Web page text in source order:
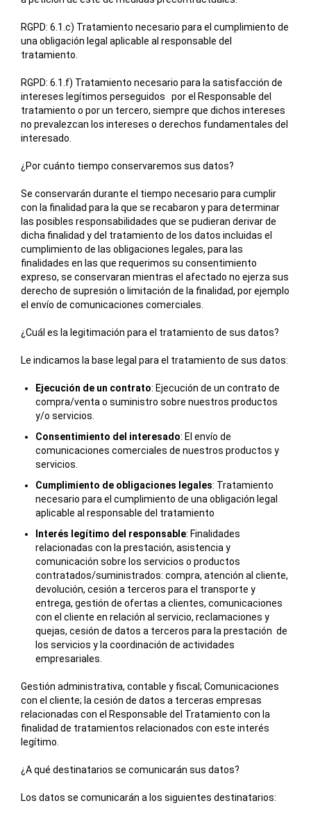
RGPD: 6.1.c) Tratamiento necesario para el cumplimiento de
una obligación legal aplicable al responsable del
tratamiento.
RGPD: 6.1.f) Tratamiento necesario para la satisfacción de
intereses legítimos perseguidos por el Responsable del
tratamiento o por un tercero, siempre que dichos intereses
no prevalezcan los intereses o derechos fundamentales del
interesado.
¿Por cuánto tiempo conservaremos sus datos?
Se conservarán durante el tiempo necesario para cumplir
con la finalidad para la que se recabaron y para determinar
las posibles responsabilidades que se pudieran derivar de
dicha finalidad y del tratamiento de los datos incluidas el
cumplimiento de las obligaciones legales, para las
finalidades en las que requerimos su consentimiento
expreso, se conservaran mientras el afectado no ejerza sus
derecho de supresión o limitación de la finalidad, por ejemplo
el envío de comunicaciones comerciales.
¿Cuál es la legitimación para el tratamiento de sus datos?
Le indicamos la base legal para el tratamiento de sus datos:
Ejecución de un contrato: Ejecución de un contrato de
compra/venta o suministro sobre nuestros productos
y/o servicios.
Consentimiento del interesado: El envío de
comunicaciones comerciales de nuestros productos y
servicios.
Cumplimiento de obligaciones legales: Tratamiento
necesario para el cumplimiento de una obligación legal
aplicable al responsable del tratamiento
Interés legítimo del responsable: Finalidades
relacionadas con la prestación, asistencia y
comunicación sobre los servicios o productos
contratados/suministrados: compra, atención al cliente,
devolución, cesión a terceros para el transporte y
entrega, gestión de ofertas a clientes, comunicaciones
con el cliente en relación al servicio, reclamaciones y
quejas, cesión de datos a terceros para la prestación de
los servicios y la coordinación de actividades
empresariales.
Gestión administrativa, contable y fiscal; Comunicaciones
con el cliente; la cesión de datos a terceras empresas
relacionadas con el Responsable del Tratamiento con la
finalidad de tratamientos relacionados con este interés
legítimo.
¿A qué destinatarios se comunicarán sus datos?
Los datos se comunicarán a los siguientes destinatarios: